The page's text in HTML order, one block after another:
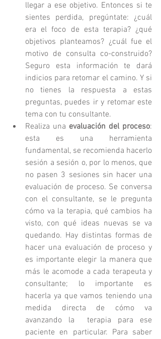
llegar a ese objetivo. Entonces si te
sientes perdida, pregúntate: ¿cuál
era el foco de esta terapia? ¿qué
objetivos planteamos? ¿cuál fue el
motivo de consulta co-construido?
Seguro esta información te dará
indicios para retomar el camino. Y si
no tienes la respuesta a estas
preguntas, puedes ir y retomar este
tema con tu consultante.
Realiza una evaluación del proceso:
esta es una herramienta
fundamental, se recomienda hacerlo
sesión a sesión o, por lo menos, que
no pasen 3 sesiones sin hacer una
evaluación de proceso. Se conversa
con el consultante, se le pregunta
cómo va la terapia, qué cambios ha
visto, con qué ideas nuevas se va
quedando. Hay distintas formas de
hacer una evaluación de proceso y
es importante elegir la manera que
más le acomode a cada terapeuta y
consultante; lo importante es
hacerla ya que vamos teniendo una
medida directa de cómo va
avanzando la  terapia para ese
paciente en particular. Para saber